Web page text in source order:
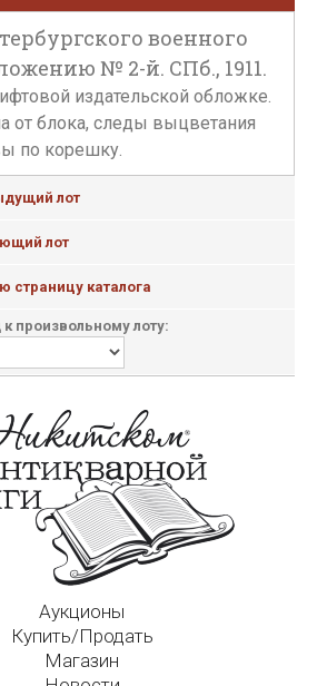
военного
№ 2-й. СПб., 1911.
издательской обложке.
от блока, следы выцветания
по корешку.
лот
лот
страницу каталога
произвольному лоту:
Аукционы
Купить/Продать
Магазин